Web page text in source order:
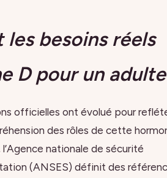
les besoins réels
D pour un
officielles ont évolué pour
des rôles de cette
nationale de sécurité
(ANSES) définit des